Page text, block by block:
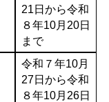
21日から令和
８年10月20日
まで
令和７年10月
27日から令和
８年10月26日